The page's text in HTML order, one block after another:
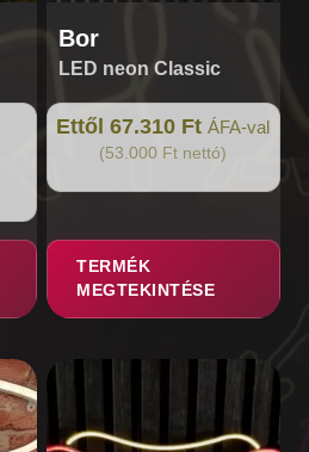
Bor
LED neon Classic
Ettől 67.310 Ft ÁFA-val
(53.000 Ft nettó)
TERMÉK
MEGTEKINTÉSE